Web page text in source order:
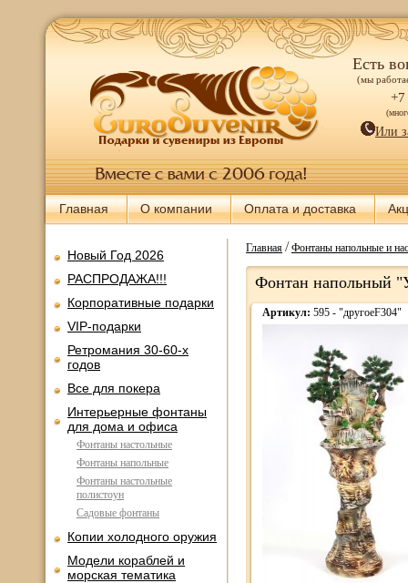
Есть
(мы
+7
Или
Главная О компании Оплата и доставка
Новый Год 2026
РАСПРОДАЖА!!!
Корпоративные подарки
VIP-подарки
Ретромания 30-60-х
годов
Все для покера
Интерьерные фонтаны
для дома и офиса
Фонтаны настольные
Фонтаны напольные
Фонтаны настольные
полистоун
Садовые фонтаны
Копии холодного оружия
Модели кораблей и
морская тематика
Главная/Фонтаны напольные и
Фонтан напольный
Артикул: 595 - "другоеF304"